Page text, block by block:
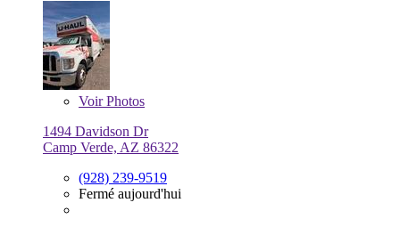
VoirPhotos
1494 Davidson Dr
Camp Verde, AZ 86322
(928) 239-9519
Fermé aujourd'hui